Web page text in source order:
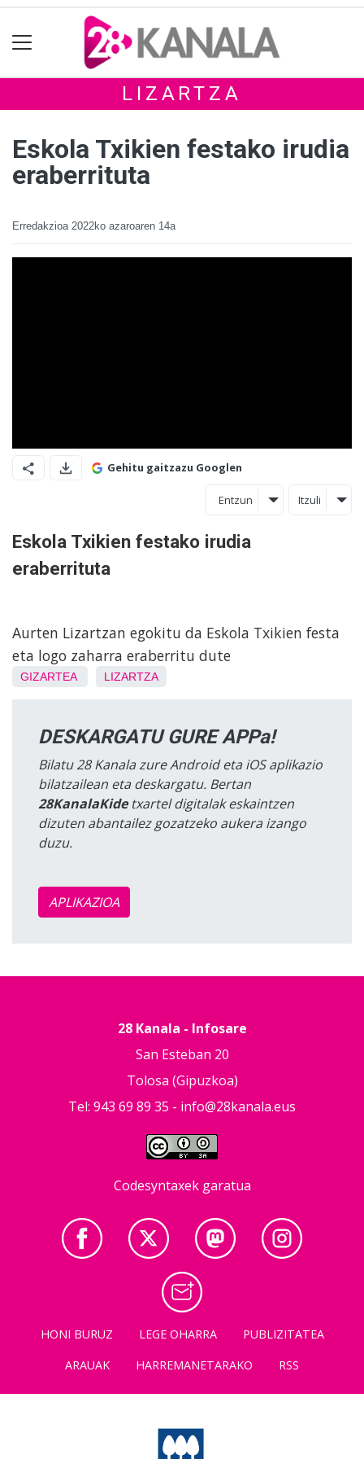
LIZARTZA
Eskola Txikien festako irudia
eraberrituta
Erredakzioa 2022ko azaroaren 14a
Gehitu gaitzazu Googlen
Entzun Itzuli
Eskola Txikien festako irudia
eraberrituta
Aurten Lizartzan egokitu da Eskola Txikien festa
eta logo zaharra eraberritu dute
GIZARTEA LIZARTZA
DESKARGATU GURE APPa!
Bilatu 28 Kanala zure Android eta iOS aplikazio
bilatzailean eta deskargatu. Bertan
28KanalaKidetxartel digitalak eskaintzen
dizuten abantailez gozatzeko aukera izango
duzu.
APLIKAZIOA
28 Kanala - Infosare
San Esteban 20
Tolosa (Gipuzkoa)
Tel: 943 69 89 35 - info@28kanala.eus
Codesyntaxek garatua
HONI BURUZ LEGE OHARRA
PUBLIZITATEA
ARAUAK
HARREMANETARAKO RSS